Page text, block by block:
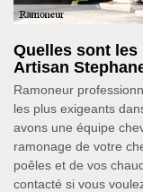
Quelles sont
Artisan
Ramoneur
les plus exigeants
avons une équipe
ramonage de votre
poêles et de vos
contacté si vous